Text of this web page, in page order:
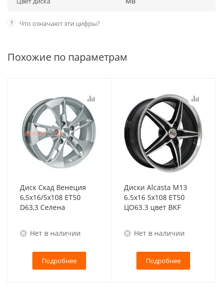
? Что означают эти цифры?
Похожие по параметрам
Диск Скад Венеция
6,5x16/5x108 ET50
D63,3 Селена
Нет в наличии
Подробнее
Диски Alcasta M13
6.5x16 5x108 ET50
ЦО63.3 цвет BKF
Нет в наличии
Подробнее